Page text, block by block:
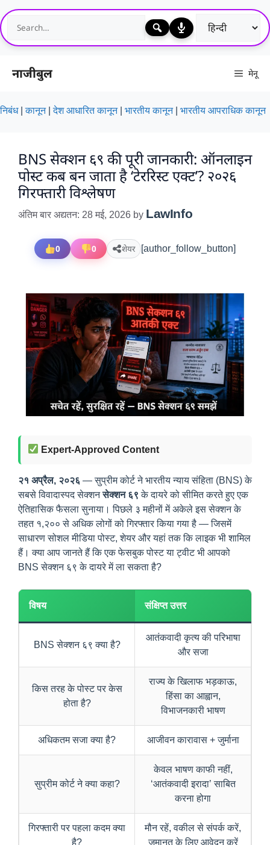
Skip
to
content
नाजीबुल मेनू
निबंध|कानून|देश आधारित कानून| भारतीय कानून| भारतीय आपराधिक कानून
BNS सेक्शन ६९ की पूरी जानकारी: ऑनलाइन
पोस्ट कब बन जाता है ‘टेररिस्ट एक्ट’? २०२६
गिरफ्तारी विश्लेषण
अंतिम बार अद्यतन: 28 मई, 2026 by LawInfo
0 0 शेयर [author_follow_button]
Expert-Approved Content
२१ अप्रैल, २०२६ — सुप्रीम कोर्ट ने भारतीय न्याय संहिता (BNS) के
सबसे विवादास्पद सेक्शनसेक्शन ६९ के दायरे को सीमित करते हुए एक
ऐतिहासिक फैसला सुनाया। पिछले ३ महीनों में अकेले इस सेक्शन के
तहत १,२०० से अधिक लोगों को गिरफ्तार किया गया है — जिसमें
साधारण सोशल मीडिया पोस्ट, शेयर और यहां तक कि लाइक भी शामिल
हैं। क्या आप जानते हैं कि एक फेसबुक पोस्ट या ट्वीट भी आपको
BNS सेक्शन ६९ के दायरे में ला सकता है?
विषय संक्षिप्त उत्तर
BNS सेक्शन ६९ क्या है?
आतंकवादी कृत्य की परिभाषा
और सजा
किस तरह के पोस्ट पर केस
होता है?
राज्य के खिलाफ भड़काऊ,
हिंसा का आह्वान,
विभाजनकारी भाषण
अधिकतम सजा क्या है? आजीवन कारावास + जुर्माना
सुप्रीम कोर्ट ने क्या कहा?
केवल भाषण काफी नहीं,
‘आतंकवादी इरादा’ साबित
करना होगा
गिरफ्तारी पर पहला कदम क्या
है?
मौन रहें, वकील से संपर्क करें,
जमानत के लिए आवेदन करें